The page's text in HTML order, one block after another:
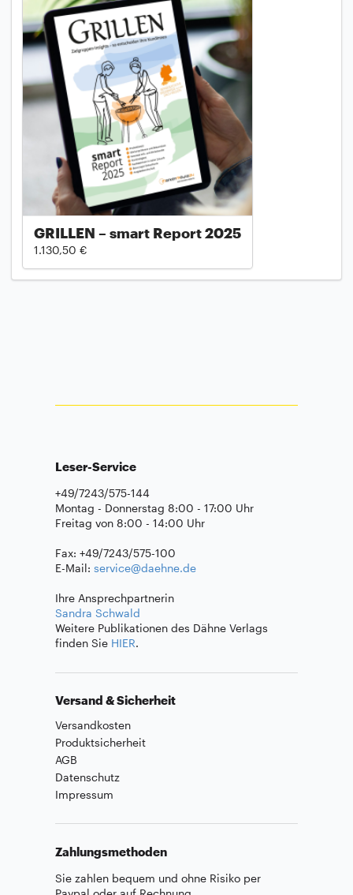
GRILLEN – smart Report 2025
1.130,50 €
Leser-Service
+49/7243/575-144
Montag - Donnerstag 8:00 - 17:00 Uhr
Freitag von 8:00 - 14:00 Uhr
Fax: +49/7243/575-100
E-Mail: service@daehne.de
Ihre Ansprechpartnerin
Sandra Schwald
Weitere Publikationen des Dähne Verlags
finden Sie HIER.
Versand & Sicherheit
Versandkosten
Produktsicherheit
AGB
Datenschutz
Impressum
Zahlungsmethoden
Sie zahlen bequem und ohne Risiko per